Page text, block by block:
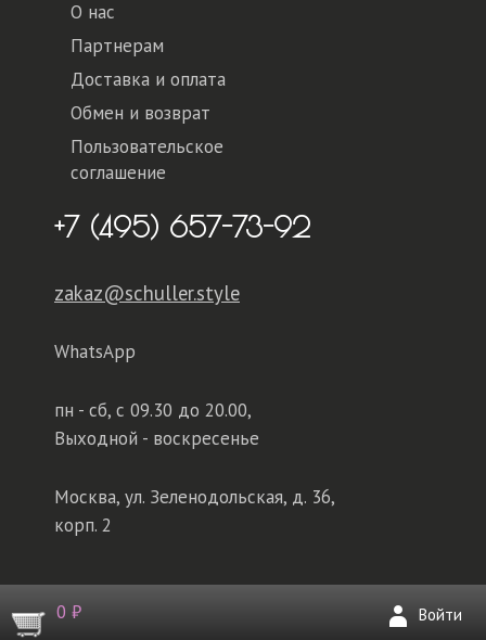
0 ₽ Войти
О нас
Партнерам
Доставка и оплата
Обмен и возврат
Пользовательское
соглашение
+7 (495) 657-73-92
zakaz@schuller.style
WhatsApp
пн - сб, с 09.30 до 20.00,
Выходной - воскресенье
Москва, ул. Зеленодольская, д. 36,
корп. 2